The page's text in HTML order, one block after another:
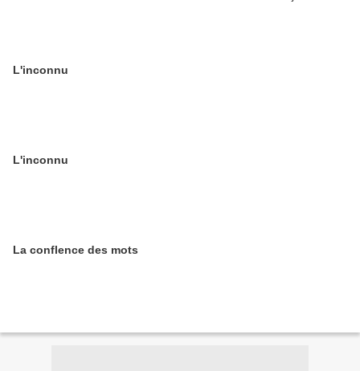
L'inconnu
L'inconnu
La conflence des mots